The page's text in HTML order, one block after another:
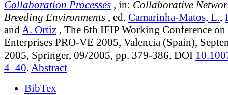
Collaboration Processes , in: Collaborative
Breeding Environments , ed. Camarinha-Matos, L.,
and A. Ortiz , The 6th IFIP Working Conference
Enterprises PRO-VE 2005, Valencia (Spain),
2005, Springer, 09/2005, pp. 379-386, DOI
4_40. Abstract
BibTex